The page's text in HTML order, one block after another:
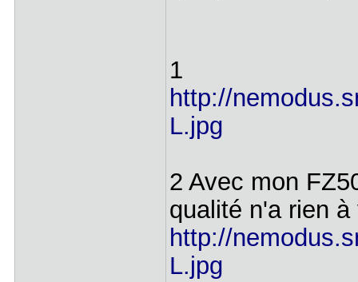
1
http://
L.jpg
2 Avec mon
qualité n'a rien à
http://
L.jpg